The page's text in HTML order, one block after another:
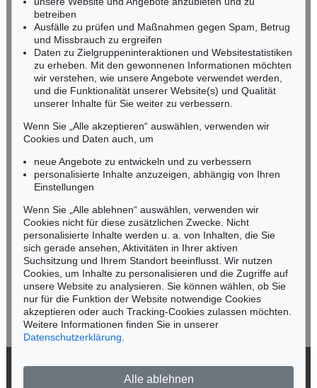
Miriam Heß
Tel.: +49 (0)62 21 58 80-038
Fax: +49 (0)62 21 58 80-595
infoheidelberg@kettererkunst.de
NORDDEUTSCHLAND
Nico Kassel, M.A.
Mobil: +49 (0)171 8618661
n.kassel@kettererkunst.de
Keine Auktion mehr verpassen!
Wir informieren Sie rechtzeitig.
Jetzt zum Newsletter anmelden >
betreiben
Ausfälle zu prüfen und Maßnahmen gegen Spam, Betrug
und Missbrauch zu ergreifen
Daten zu Zielgruppeninteraktionen und Websitestatistiken
zu erheben. Mit den gewonnenen Informationen möchten
wir verstehen, wie unsere Angebote verwendet werden,
und die Funktionalität unserer Website(s) und Qualität
unserer Inhalte für Sie weiter zu verbessern.
Wenn Sie „Alle akzeptieren“ auswählen, verwenden wir
Cookies und Daten auch, um
neue Angebote zu entwickeln und zu verbessern
personalisierte Inhalte anzuzeigen, abhängig von Ihren
Einstellungen
Wenn Sie „Alle ablehnen“ auswählen, verwenden wir
Cookies nicht für diese zusätzlichen Zwecke. Nicht
personalisierte Inhalte werden u. a. von Inhalten, die Sie
sich gerade ansehen, Aktivitäten in Ihrer aktiven
Suchsitzung und Ihrem Standort beeinflusst. Wir nutzen
Cookies, um Inhalte zu personalisieren und die Zugriffe auf
unsere Website zu analysieren. Sie können wählen, ob Sie
nur für die Funktion der Website notwendige Cookies
akzeptieren oder auch Tracking-Cookies zulassen möchten.
Weitere Informationen finden Sie in unserer
Datenschutzerklärung
Alle ablehnen